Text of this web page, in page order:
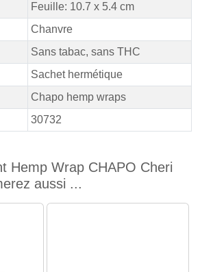
Feuille: 10.7 x 5.4 cm
Chanvre
Sans tabac, sans THC
Sachet hermétique
Chapo hemp wraps
30732
Hemp Wrap CHAPO Cheri
aussi ...